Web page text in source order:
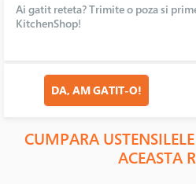
Ai gatit reteta? Trimite o poza si
KitchenShop!
DA, AM GATIT-O!
CUMPARA
ACEASTA